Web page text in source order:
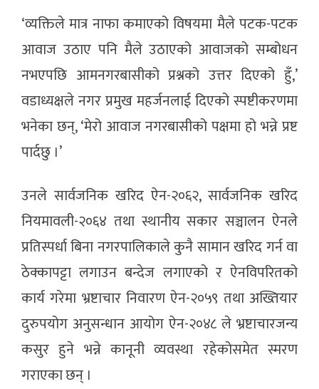
‘व्यक्तिले मात्र नाफा कमाएको विषयमा मैले पटक-पटक
आवाज उठाए पनि मैले उठाएको आवाजको सम्बोधन
नभएपछि आमनगरबासीको प्रश्नको उत्तर दिएको हुँ,’
वडाध्यक्षले नगर प्रमुख महर्जनलाई दिएको स्पष्टीकरणमा
भनेका छन्, ‘मेरो आवाज नगरबासीको पक्षमा हो भन्ने प्रष्ट
पार्दछु ।’
उनले सार्वजनिक खरिद ऐन-२०६२, सार्वजनिक खरिद
नियमावली-२०६४ तथा स्थानीय सकार सञ्चालन ऐनले
प्रतिस्पर्धा बिना नगरपालिकाले कुनै सामान खरिद गर्न वा
ठेक्कापट्टा लगाउन बन्देज लगाएको र ऐनविपरितको
कार्य गरेमा भ्रष्टाचार निवारण ऐन-२०५९ तथा अख्तियार
दुरुपयोग अनुसन्धान आयोग ऐन-२०४८ ले भ्रष्टाचारजन्य
कसुर हुने भन्ने कानूनी व्यवस्था रहेकोसमेत स्मरण
गराएका छन् ।